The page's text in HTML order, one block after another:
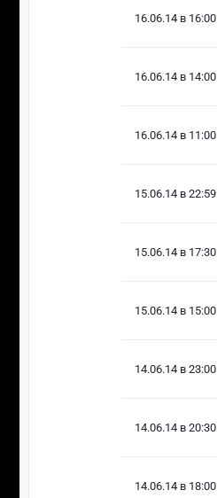
16.06.14 в 16:00
16.06.14 в 14:00
16.06.14 в 11:00
15.06.14 в 22:59
15.06.14 в 17:30
15.06.14 в 15:00
14.06.14 в 23:00
14.06.14 в 20:30
14.06.14 в 18:00